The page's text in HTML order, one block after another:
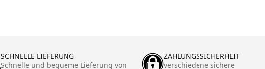
SCHNELLE LIEFERUNG
Schnelle und bequeme Lieferung von
ZAHLUNGSSICHERHEIT
verschiedene sichere